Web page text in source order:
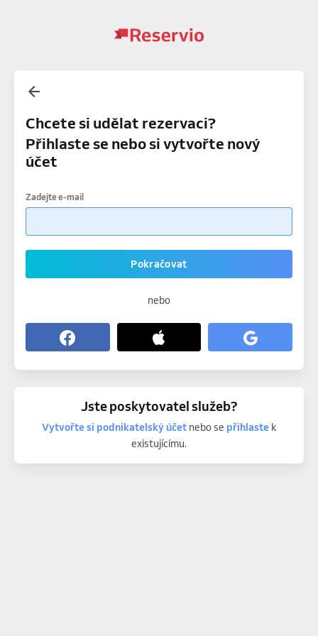
Chcete si udělat rezervaci?
Přihlaste se nebo si vytvořte nový
účet
Zadejte e-mail
Pokračovat
nebo
Jste poskytovatel služeb?
Vytvořte si podnikatelský účetnebo se přihlastek
existujícímu.